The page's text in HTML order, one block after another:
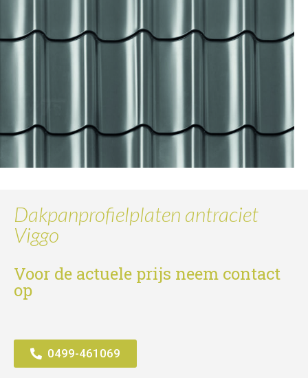
Dakpanprofielplaten antraciet
Viggo
Voor de actuele prijs neem contact
op
0499-461069